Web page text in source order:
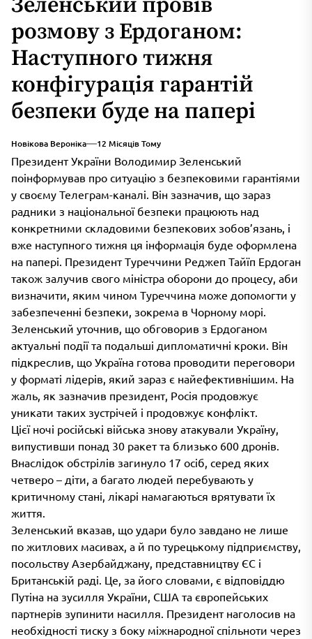
Зеленський провів
розмову з Ердоганом:
Наступного тижня
конфігурація гарантій
безпеки буде на папері
Новікова Вероніка 12 Місяців Тому
Президент України Володимир Зеленський
поінформував про ситуацію з безпековими гарантіями
у своєму Телеграм-каналі. Він зазначив, що зараз
радники з національної безпеки працюють над
конкретними складовими безпекових зобов’язань, і
вже наступного тижня ця інформація буде оформлена
на папері. Президент Туреччини Реджеп Тайїп Ердоган
також залучив свого міністра оборони до процесу, аби
визначити, яким чином Туреччина може допомогти у
забезпеченні безпеки, зокрема в Чорному морі.
Зеленський уточнив, що обговорив з Ердоганом
актуальні події та подальші дипломатичні кроки. Він
підкреслив, що Україна готова проводити переговори
у форматі лідерів, який зараз є найефективнішим. На
жаль, як зазначив президент, Росія продовжує
уникати таких зустрічей і продовжує конфлікт.
Цієї ночі російські війська знову атакували Україну,
випустивши понад 30 ракет та близько 600 дронів.
Внаслідок обстрілів загинуло 17 осіб, серед яких
четверо – діти, а багато людей перебувають у
критичному стані, лікарі намагаються врятувати їх
життя.
Зеленський вказав, що удари було завдано не лише
по житлових масивах, а й по турецькому підприємству,
посольству Азербайджану, представництву ЄС і
Британській раді. Це, за його словами, є відповіддю
Путіна на зусилля України, США та європейських
партнерів зупинити насилля. Президент наголосив на
необхідності тиску з боку міжнародної спільноти через